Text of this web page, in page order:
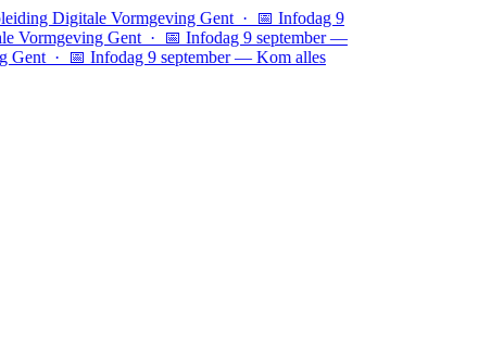
Digitale Vormgeving Gent · 📅 Infodag 9
Vormgeving Gent ·
📅 Infodag 9 september —
Gent · 📅 Infodag 9 september — Kom alles